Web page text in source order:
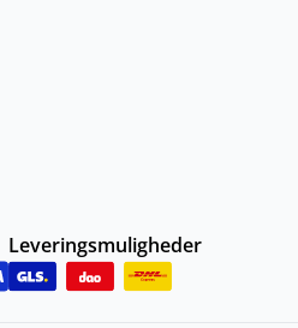
Leveringsmuligheder